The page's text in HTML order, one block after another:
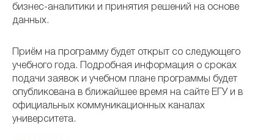
бизнес-аналитики и принятия решений на основе
данных.
Приём на программу будет открыт со следующего
учебного года. Подробная информация о сроках
подачи заявок и учебном плане программы будет
опубликована в ближайшее время на сайте ЕГУ и в
официальных коммуникационных каналах
университета.